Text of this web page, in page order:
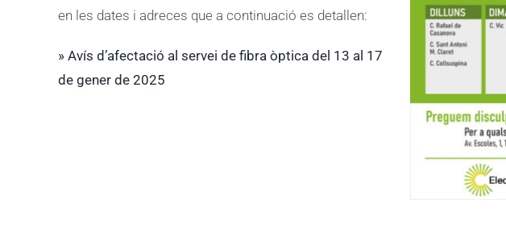
en les dates i adreces que a continuació es detallen:
» Avís d’afectació al servei de fibra òptica del 13 al 17
de gener de 2025